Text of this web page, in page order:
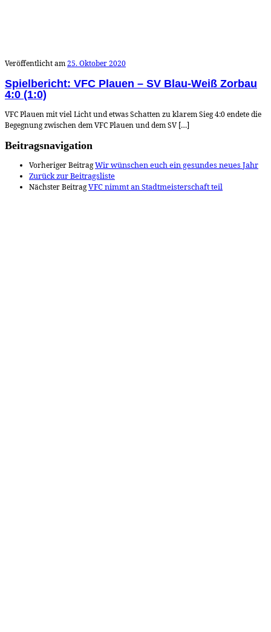
Veröffentlicht am25. Oktober 2020
Spielbericht: VFC Plauen – SV Blau-Weiß Zorbau
4:0 (1:0)
VFC Plauen mit viel Licht und etwas Schatten zu klarem Sieg 4:0 endete die
Begegnung zwischen dem VFC Plauen und dem SV […]
Beitragsnavigation
Vorheriger BeitragWir wünschen euch ein gesundes neues Jahr
Zurück zur Beitragsliste
Nächster BeitragVFC nimmt an Stadtmeisterschaft teil